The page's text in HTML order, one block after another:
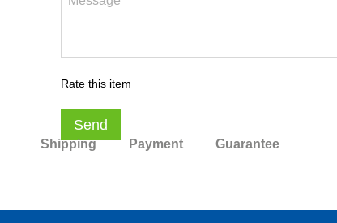
Rate this item
Send
Shipping Payment Guarantee